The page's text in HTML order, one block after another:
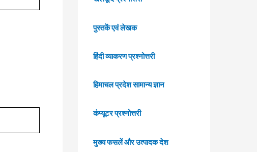
पुस्तकें एवं लेखक
हिंदी व्याकरण प्रश्नोत्तरी
हिमाचल प्रदेश सामान्य ज्ञान
कंप्यूटर प्रश्नोत्तरी
मुख्य फसलें और उत्पादक देश